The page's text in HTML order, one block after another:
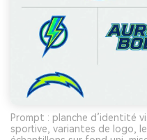
Prompt : planche d’identité
sportive, variantes de logo,